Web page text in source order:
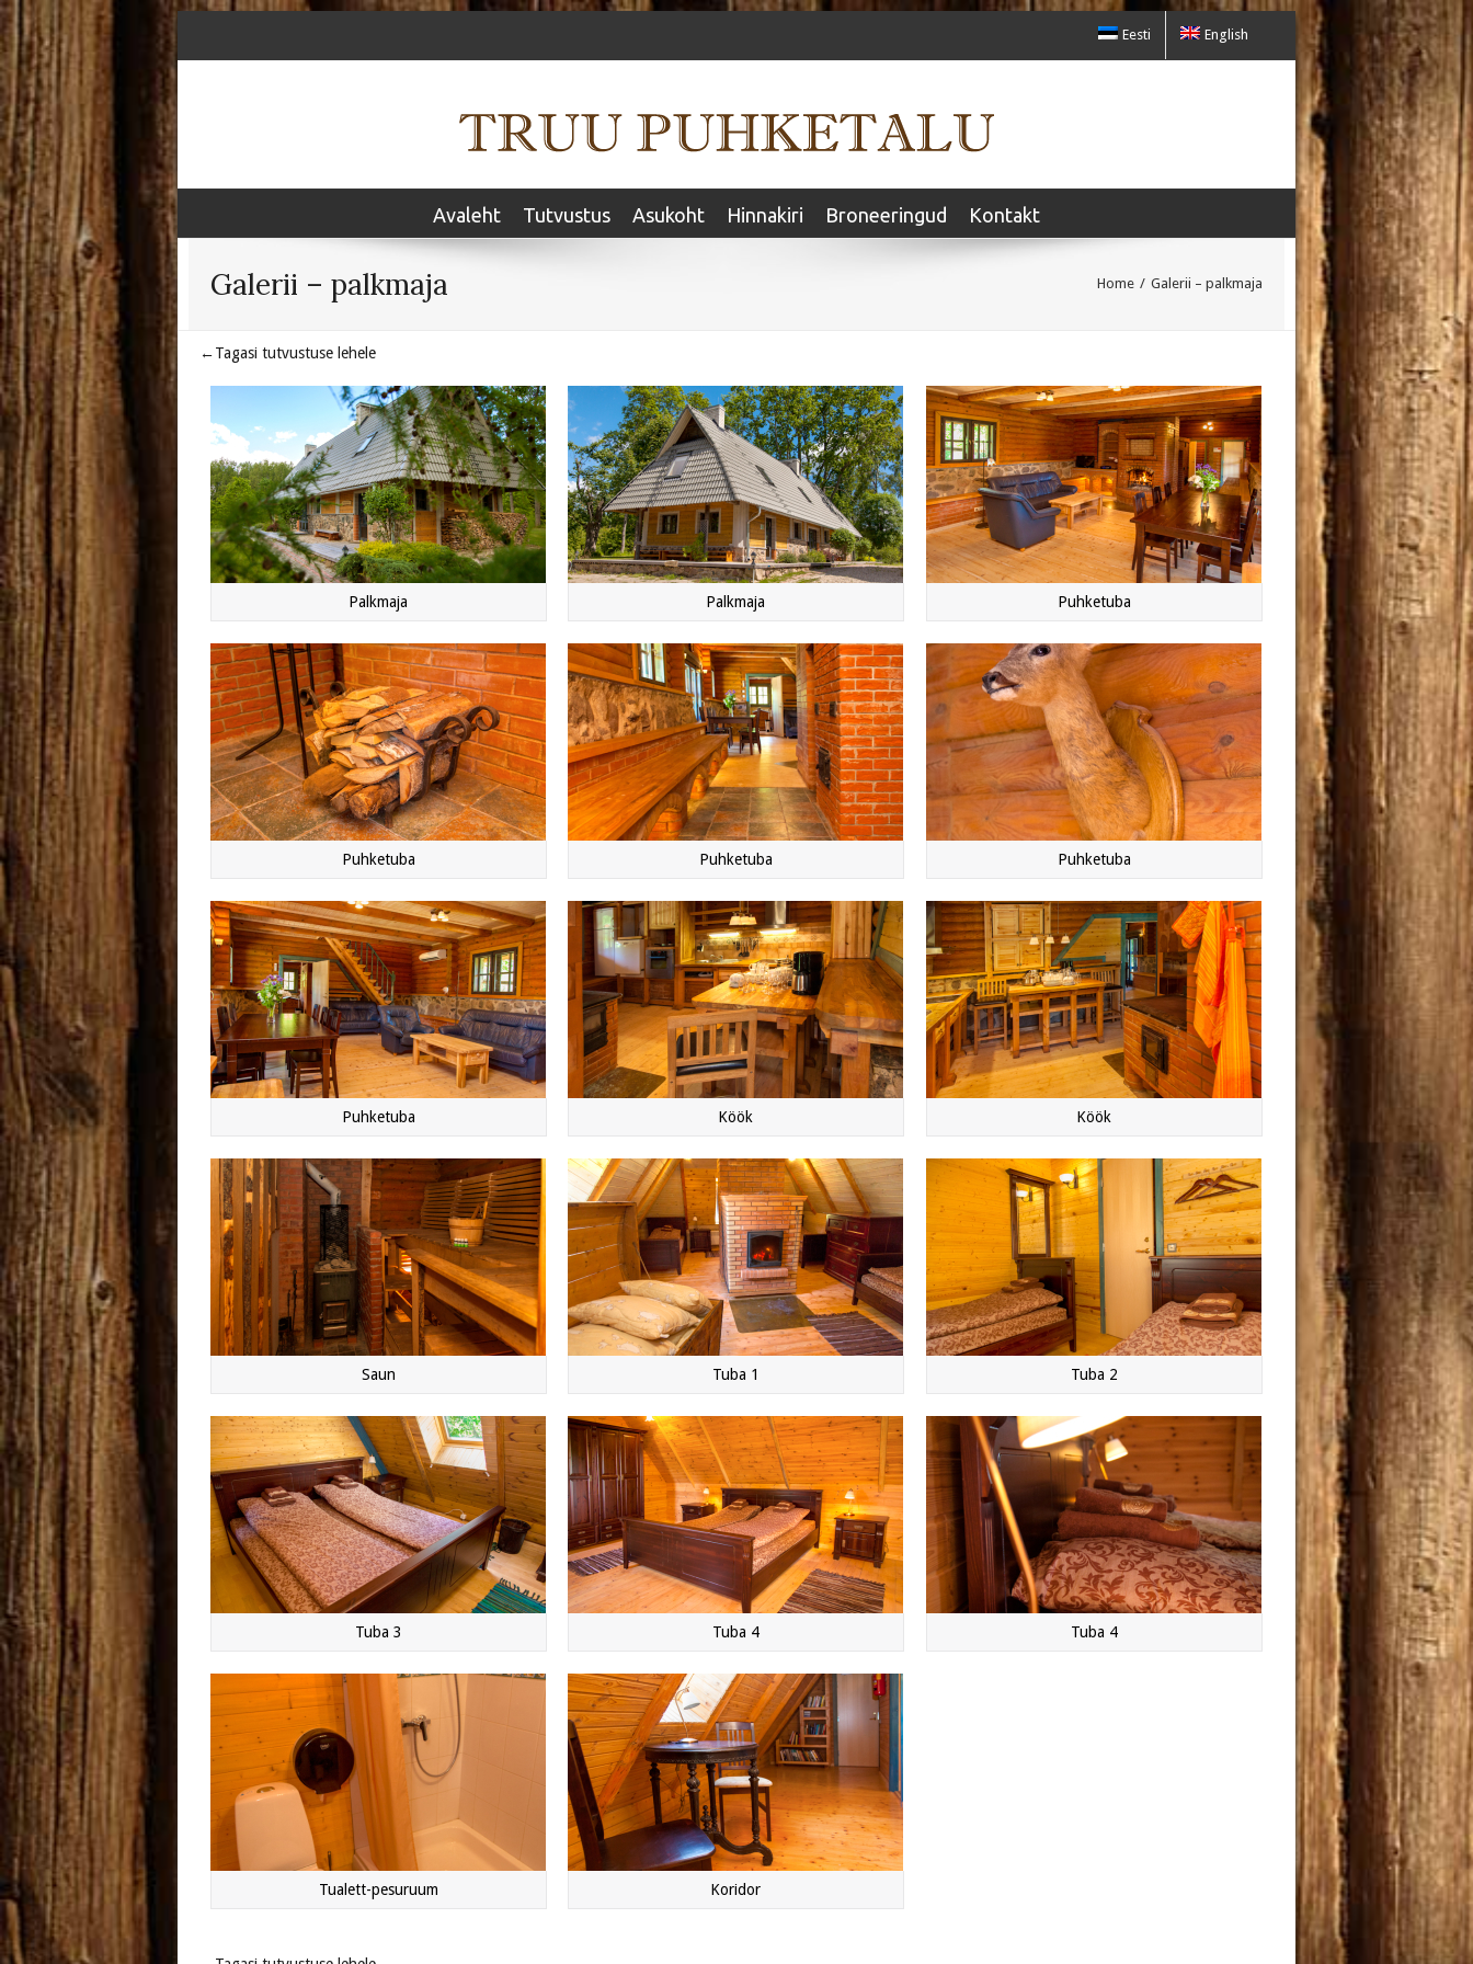
Eesti English
Avaleht Tutvustus Asukoht Hinnakiri Broneeringud Kontakt
Galerii – palkmaja Home / Galerii – palkmaja
←Tagasi tutvustuse lehele
Palkmaja Palkmaja Puhketuba
Puhketuba Puhketuba Puhketuba
Puhketuba Köök Köök
Saun Tuba 1 Tuba 2
Tuba 3 Tuba 4 Tuba 4
Tualett-pesuruum Koridor